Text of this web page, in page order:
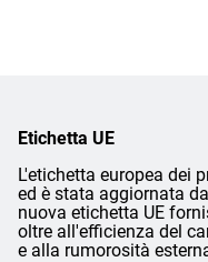
Etichetta UE
L'etichetta europea dei
ed è stata aggiornata
nuova etichetta UE
oltre all'efficienza del
e alla rumorosità